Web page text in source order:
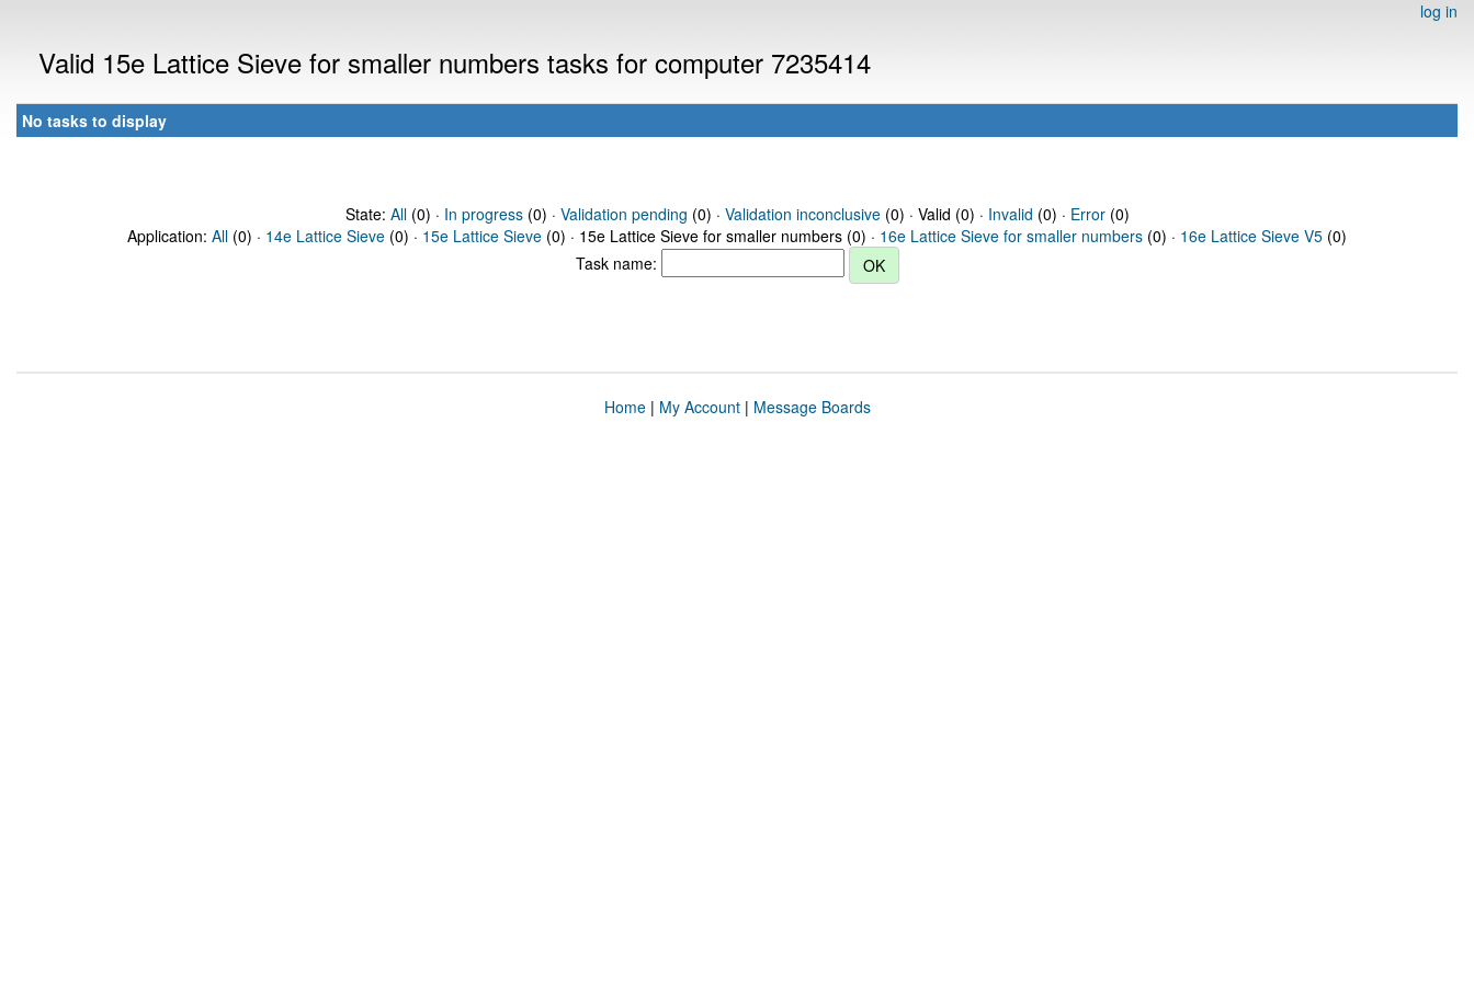
log in
Valid 15e Lattice Sieve for smaller numbers tasks for computer 7235414
No tasks to display
State: All(0) · In progress(0) · Validation pending (0) · Validation inconclusive(0) · Valid (0) · Invalid (0) · Error(0)
Application: All (0) · 14e Lattice Sieve (0) · 15e Lattice Sieve (0) · 15e Lattice Sieve for smaller numbers (0) · 16e Lattice Sieve for smaller numbers (0) · 16e Lattice Sieve V5 (0)
Task name:
Home| My Account| Message Boards